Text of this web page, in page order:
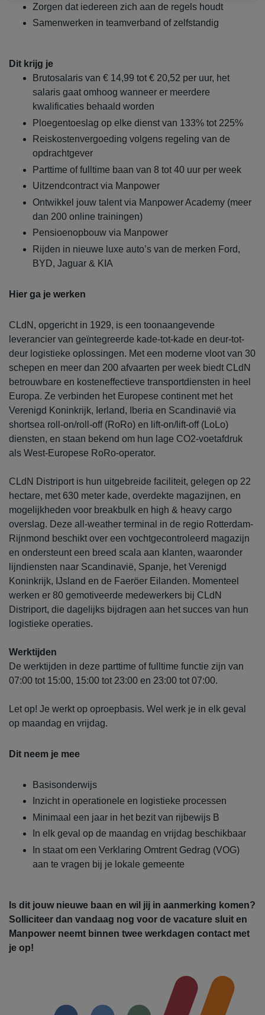
Zorgen dat iedereen zich aan de regels houdt
Samenwerken in teamverband of zelfstandig
Dit krijg je
Brutosalaris van € 14,99 tot € 20,52 per uur, het
salaris gaat omhoog wanneer er meerdere
kwalificaties behaald worden
Ploegentoeslag op elke dienst van 133% tot 225%
Reiskostenvergoeding volgens regeling van de
opdrachtgever
Parttime of fulltime baan van 8 tot 40 uur per week
Uitzendcontract via Manpower
Ontwikkel jouw talent via Manpower Academy (meer
dan 200 online trainingen)
Pensioenopbouw via Manpower
Rijden in nieuwe luxe auto’s van de merken Ford,
BYD, Jaguar & KIA
Hier ga je werken
CLdN, opgericht in 1929, is een toonaangevende
leverancier van geïntegreerde kade-tot-kade en deur-tot-
deur logistieke oplossingen. Met een moderne vloot van 30
schepen en meer dan 200 afvaarten per week biedt CLdN
betrouwbare en kosteneffectieve transportdiensten in heel
Europa. Ze verbinden het Europese continent met het
Verenigd Koninkrijk, Ierland, Iberia en Scandinavië via
shortsea roll-on/roll-off (RoRo) en lift-on/lift-off (LoLo)
diensten, en staan bekend om hun lage CO2-voetafdruk
als West-Europese RoRo-operator.
CLdN Distriport is hun uitgebreide faciliteit, gelegen op 22
hectare, met 630 meter kade, overdekte magazijnen, en
mogelijkheden voor breakbulk en high & heavy cargo
overslag. Deze all-weather terminal in de regio Rotterdam-
Rijnmond beschikt over een vochtgecontroleerd magazijn
en ondersteunt een breed scala aan klanten, waaronder
lijndiensten naar Scandinavië, Spanje, het Verenigd
Koninkrijk, IJsland en de Faeröer Eilanden. Momenteel
werken er 80 gemotiveerde medewerkers bij CLdN
Distriport, die dagelijks bijdragen aan het succes van hun
logistieke operaties.
Werktijden
De werktijden in deze parttime of fulltime functie zijn van
07:00 tot 15:00, 15:00 tot 23:00 en 23:00 tot 07:00.
Let op! Je werkt op oproepbasis. Wel werk je in elk geval
op maandag en vrijdag.
Dit neem je mee
Basisonderwijs
Inzicht in operationele en logistieke processen
Minimaal een jaar in het bezit van rijbewijs B
In elk geval op de maandag en vrijdag beschikbaar
In staat om een Verklaring Omtrent Gedrag (VOG)
aan te vragen bij je lokale gemeente
Is dit jouw nieuwe baan en wil jij in aanmerking komen?
Solliciteer dan vandaag nog voor de vacature sluit en
Manpower neemt binnen twee werkdagen contact met
je op!